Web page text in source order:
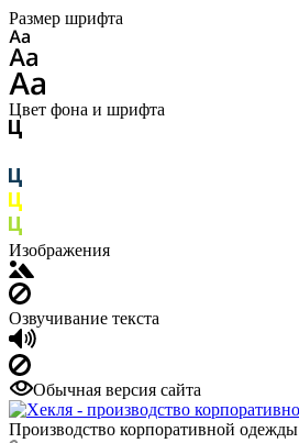
Размер шрифта
Цвет фона и шрифта
Изображения
Озвучивание текста
Обычная версия сайта
Производство корпоративной одежды